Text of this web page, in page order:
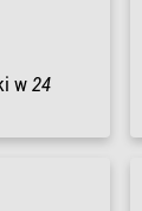
w 24